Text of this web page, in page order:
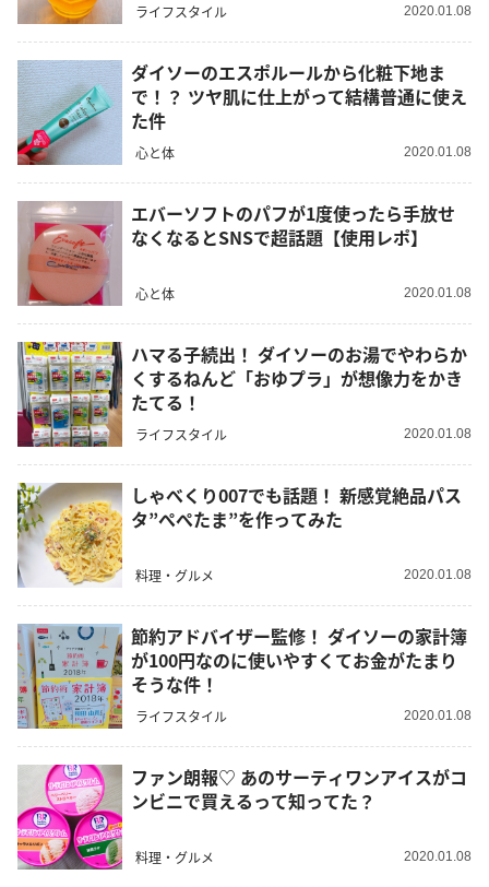
ライフスタイル 2020.01.08
ダイソーのエスポルールから化粧下地ま
で！？ ツヤ肌に仕上がって結構普通に使え
た件
心と体 2020.01.08
エバーソフトのパフが1度使ったら手放せ
なくなるとSNSで超話題【使用レポ】
心と体 2020.01.08
ハマる子続出！ ダイソーのお湯でやわらか
くするねんど「おゆプラ」が想像力をかき
たてる！
ライフスタイル 2020.01.08
しゃべくり007でも話題！ 新感覚絶品パス
タ”ぺぺたま”を作ってみた
料理・グルメ 2020.01.08
節約アドバイザー監修！ ダイソーの家計簿
が100円なのに使いやすくてお金がたまり
そうな件！
ライフスタイル 2020.01.08
ファン朗報♡ あのサーティワンアイスがコ
ンビニで買えるって知ってた？
料理・グルメ 2020.01.08